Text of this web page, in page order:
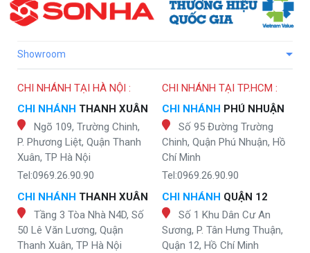
Showroom
CHI NHÁNH TẠI HÀ NỘI :
CHI NHÁNH THANH XUÂN
Ngõ 109, Trường Chinh,
P. Phương Liệt, Quận Thanh
Xuân, TP Hà Nội
Tel:0969.26.90.90
CHI NHÁNH THANH XUÂN
Tầng 3 Tòa Nhà N4D, Số
50 Lê Văn Lương, Quận
Thanh Xuân, TP Hà Nội
CHI NHÁNH TẠI TP.HCM :
CHI NHÁNH PHÚ NHUẬN
Số 95 Đường Trường
Chinh, Quận Phú Nhuận, Hồ
Chí Minh
Tel:0969.26.90.90
CHI NHÁNH QUẬN 12
Số 1 Khu Dân Cư An
Sương, P. Tân Hưng Thuận,
Quận 12, Hồ Chí Minh